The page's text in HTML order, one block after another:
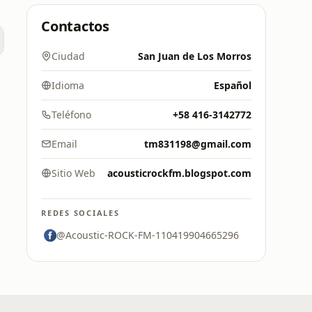
Contactos
Ciudad San Juan de Los Morros
Idioma Español
Teléfono +58 416-3142772
Email tm831198@gmail.com
Sitio Web acousticrockfm.blogspot.com
REDES SOCIALES
@Acoustic-ROCK-FM-110419904665296